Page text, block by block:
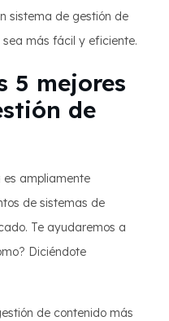
sistema de gestión de
más fácil y eficiente.
5 mejores
de
es ampliamente
de sistemas de
Te ayudaremos a
Diciéndote
de contenido más